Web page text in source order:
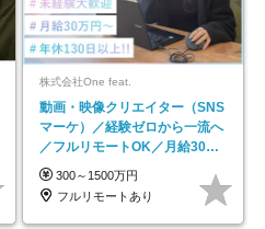
株式会社One feat.
動画・映像クリエイター（SNS
マーケ）／経験ゼロから一流へ
／フルリモートOK／月給30万
円～／年休130日以上
300～1500万円
フルリモートあり